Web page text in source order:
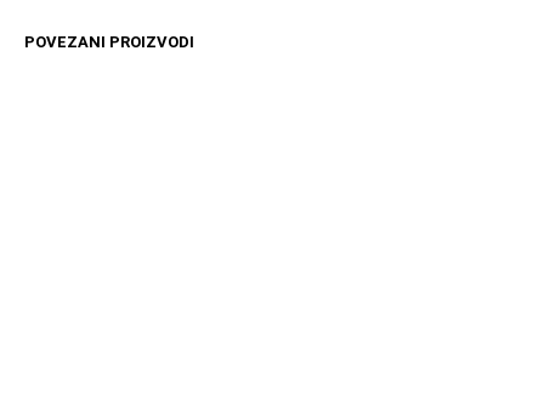
POVEZANI PROIZVODI